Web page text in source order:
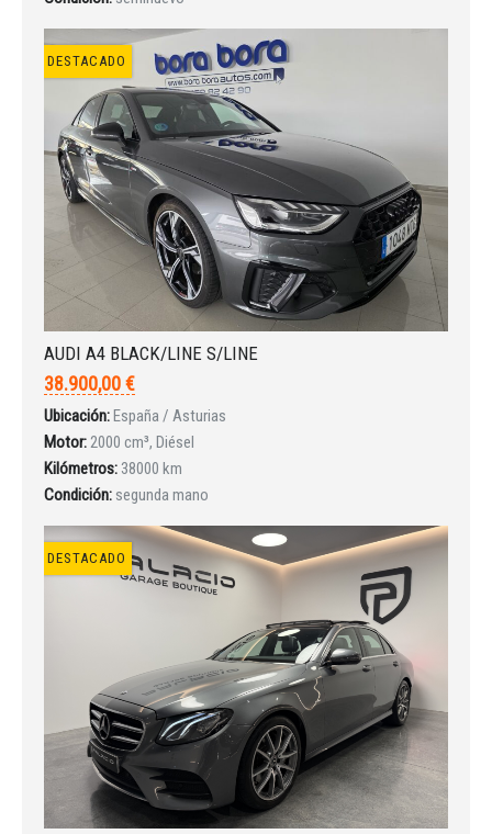
Iniciar sesión
INICIAR SESIÓN
¿Ha olvidado la contraseña?
DESTACADO
AUDI A4 BLACK/LINE S/LINE
38.900,00 €
Ubicación:España / Asturias
Motor:2000 cm³, Diésel
Kilómetros: 38000 km
Condición: segunda mano
DESTACADO